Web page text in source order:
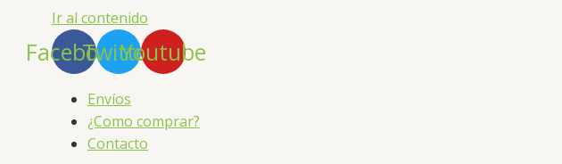
Ir al contenido
Facebook
TwitterYoutube
Envíos
¿Como comprar?
Contacto